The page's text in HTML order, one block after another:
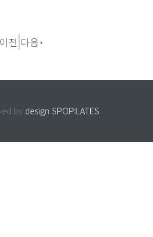
이전 다음
by design SPOPILATES